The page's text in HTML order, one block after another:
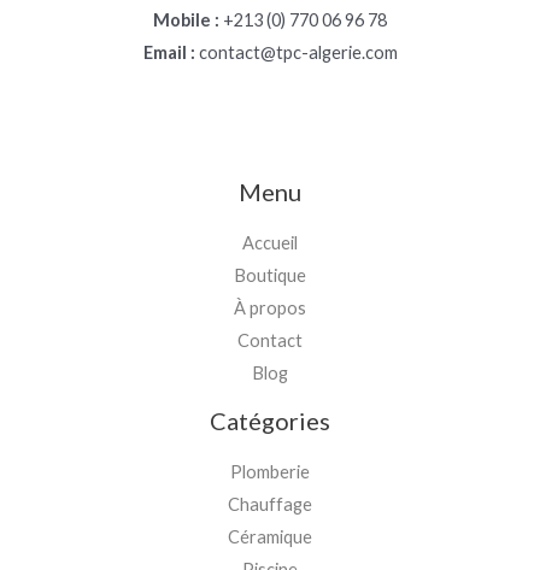
Mobile : +213 (0) 770 06 96 78
Email : contact@tpc-algerie.com
Menu
Accueil
Boutique
À propos
Contact
Blog
Catégories
Plomberie
Chauffage
Céramique